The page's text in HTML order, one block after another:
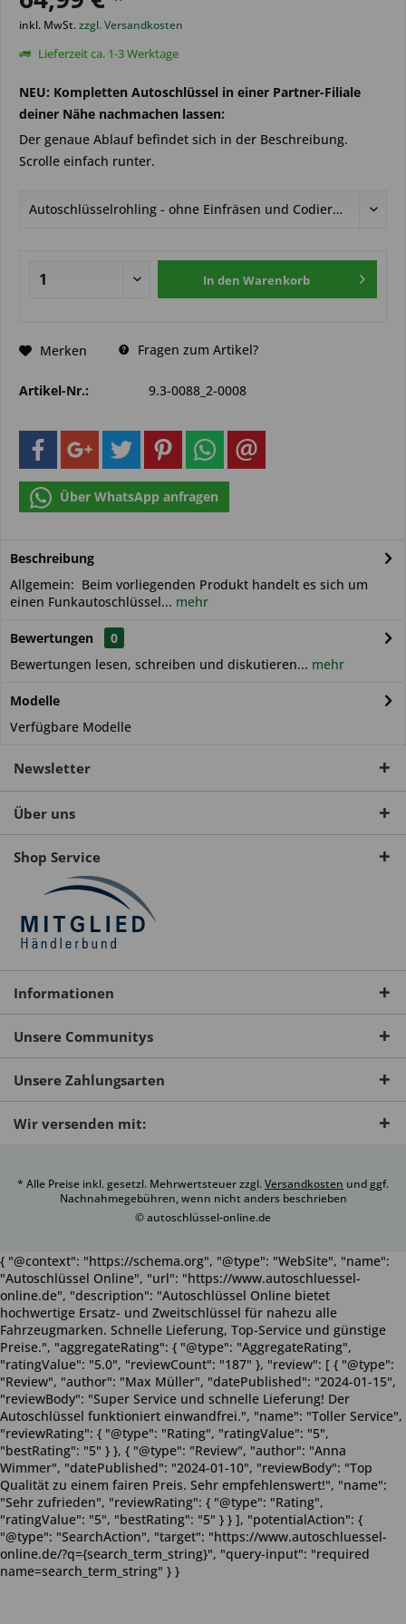
inkl. MwSt.zzgl. Versandkosten
Lieferzeit ca. 1-3 Werktage
NEU: Kompletten Autoschlüssel in einer Partner-Filiale
deiner Nähe nachmachen lassen:
Der genaue Ablauf befindet sich in der Beschreibung.
Scrolle einfach runter.
In den Warenkorb
Merken Fragen zum Artikel?
Artikel-Nr.: 9.3-0088_2-0008
Über WhatsApp anfragen
Beschreibung
Allgemein: Beim vorliegenden Produkt handelt es sich um
einen Funkautoschlüssel... mehr
Bewertungen
0
Bewertungen lesen, schreiben und diskutieren... mehr
Modelle
Verfügbare Modelle
Newsletter
Über uns
Shop Service
Informationen
Unsere Communitys
Unsere Zahlungsarten
Wir versenden mit:
* Alle Preise inkl. gesetzl. Mehrwertsteuer zzgl.Versandkosten und ggf.
Nachnahmegebühren, wenn nicht anders beschrieben
© autoschlüssel-online.de
{ "@context": "https://schema.org", "@type": "WebSite", "name":
"Autoschlüssel Online", "url": "https://www.autoschluessel-
online.de", "description": "Autoschlüssel Online bietet
hochwertige Ersatz- und Zweitschlüssel für nahezu alle
Fahrzeugmarken. Schnelle Lieferung, Top-Service und günstige
Preise.", "aggregateRating": { "@type": "AggregateRating",
"ratingValue": "5.0", "reviewCount": "187" }, "review": [ { "@type":
"Review", "author": "Max Müller", "datePublished": "2024-01-15",
"reviewBody": "Super Service und schnelle Lieferung! Der
Autoschlüssel funktioniert einwandfrei.", "name": "Toller Service",
"reviewRating": { "@type": "Rating", "ratingValue": "5",
"bestRating": "5" } }, { "@type": "Review", "author": "Anna
Wimmer", "datePublished": "2024-01-10", "reviewBody": "Top
Qualität zu einem fairen Preis. Sehr empfehlenswert!", "name":
"Sehr zufrieden", "reviewRating": { "@type": "Rating",
"ratingValue": "5", "bestRating": "5" } } ], "potentialAction": {
"@type": "SearchAction", "target": "https://www.autoschluessel-
online.de/?q={search_term_string}", "query-input": "required
name=search_term_string" } }